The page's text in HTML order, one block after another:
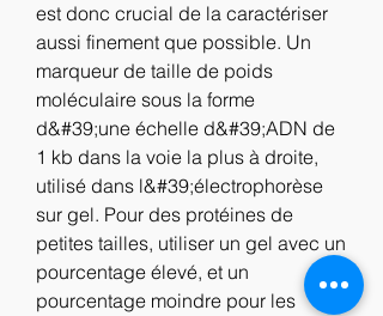
est donc crucial de la caractériser
aussi finement que possible. Un
marqueur de taille de poids
moléculaire sous la forme
d&#39;une échelle d&#39;ADN de
1 kb dans la voie la plus à droite,
utilisé dans l&#39;électrophorèse
sur gel. Pour des protéines de
petites tailles, utiliser un gel avec un
pourcentage élevé, et un
pourcentage moindre pour les